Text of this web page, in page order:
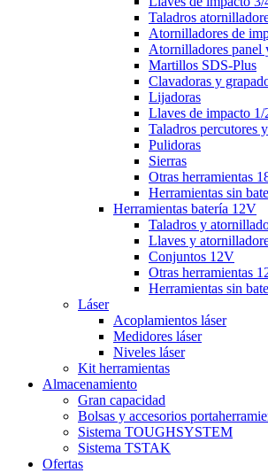
Taladros
Atornilladores de
Atornilladores panel
Martillos SDS-Plus
Clavadoras y
Lijadoras
Llaves de impacto 1/
Taladros percutores
Pulidoras
Sierras
Otras herramientas
Herramientas sin
Herramientas batería 12V
Taladros y
Llaves y
Conjuntos 12V
Otras herramientas
Herramientas sin
Láser
Acoplamientos láser
Medidores láser
Niveles láser
Kit herramientas
Almacenamiento
Gran capacidad
Bolsas y accesorios
Sistema TOUGHSYSTEM
Sistema TSTAK
Ofertas